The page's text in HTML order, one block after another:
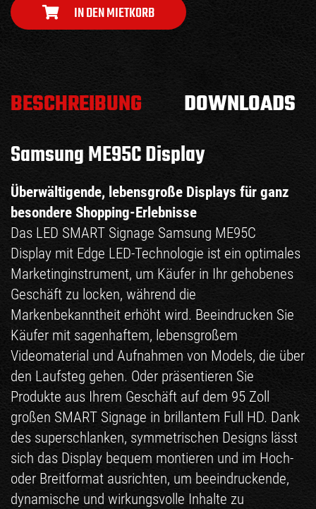
IN DEN MIETKORB
BESCHREIBUNG
DOWNLOADS
Samsung ME95C Display
Überwältigende, lebensgroße Displays für ganz
besondere Shopping-Erlebnisse
Das LED SMART Signage Samsung ME95C
Display mit Edge LED-Technologie ist ein optimales
Marketinginstrument, um Käufer in Ihr gehobenes
Geschäft zu locken, während die
Markenbekanntheit erhöht wird. Beeindrucken Sie
Käufer mit sagenhaftem, lebensgroßem
Videomaterial und Aufnahmen von Models, die über
den Laufsteg gehen. Oder präsentieren Sie
Produkte aus Ihrem Geschäft auf dem 95 Zoll
großen SMART Signage in brillantem Full HD. Dank
des superschlanken, symmetrischen Designs lässt
sich das Display bequem montieren und im Hoch-
oder Breitformat ausrichten, um beeindruckende,
dynamische und wirkungsvolle Inhalte zu